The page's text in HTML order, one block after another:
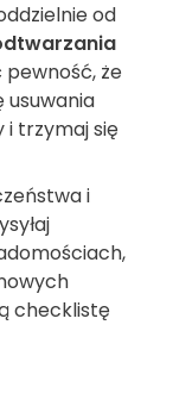
od
że
usuwania
i trzymaj się
i
checklistę